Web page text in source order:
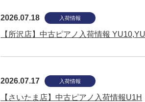
2026.07.18 入荷情報
【所沢店】中古ピアノ入荷情報
2026.07.17 入荷情報
【さいたま店】中古ピアノ入荷情報U1H